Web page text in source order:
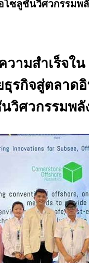
โซลูชันวิศวกรรมพ
ามสำเร็จใน
ธุรกิจสู่ตลาด
วิศวกรรมพ